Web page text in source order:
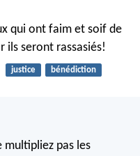
qui ont faim et soif de
ils seront rassasiés!
justice
bénédiction
multipliez pas les